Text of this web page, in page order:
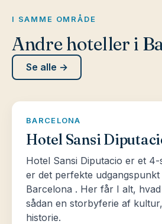
I SAMME OMRÅDE
Andre hoteller i
Se alle →
BARCELONA
Hotel Sansi
Hotel Sansi Diputacio er et
er det perfekte
Barcelona . Her får I alt,
sådan en storbyferie af
historie.